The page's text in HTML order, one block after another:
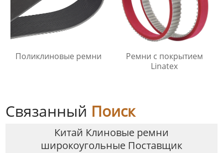
Поликлиновые ремни
Ремни с покрытием
Linatex
Связанный Поиск
Китай Клиновые ремни
широкоугольные Поставщик